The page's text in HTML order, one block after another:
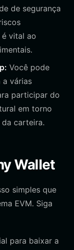
de segurança
vital ao
Você pode
a várias
participar do
em torno
carteira.
Wallet
simples que
EVM. Siga
para baixar a